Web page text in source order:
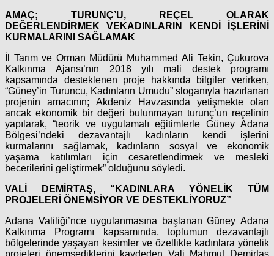
AMAÇ; TURUNÇ’U, REÇEL OLARAK
DEĞERLENDİRMEK VE KADINLARIN KENDİ İŞLERİNİ
KURMALARINI SAĞLAMAK
İl Tarım ve Orman Müdürü Muhammed Ali Tekin, Çukurova
Kalkınma Ajansı’nın 2018 yılı mali destek programı
kapsamında desteklenen proje hakkında bilgiler verirken,
“Güney’in Turuncu, Kadınların Umudu” sloganıyla hazırlanan
projenin amacının; Akdeniz Havzasında yetişmekte olan
ancak ekonomik bir değeri bulunmayan turunç’un reçelinin
yapılarak, “teorik ve uygulamalı eğitimlerle Güney Adana
Bölgesi’ndeki dezavantajlı kadınların kendi işlerini
kurmalarını sağlamak, kadınların sosyal ve ekonomik
yaşama katılımları için cesaretlendirmek ve mesleki
becerilerini geliştirmek” olduğunu söyledi.
VALİ DEMİRTAŞ, “KADINLARA YÖNELİK TÜM
PROJELERİ ÖNEMSİYOR VE DESTEKLİYORUZ”
Adana Valiliği’nce uygulanmasına başlanan Güney Adana
Kalkınma Programı kapsamında, toplumun dezavantajlı
bölgelerinde yaşayan kesimler ve özellikle kadınlara yönelik
projeleri önemsediklerini kaydeden Vali Mahmut Demirtaş